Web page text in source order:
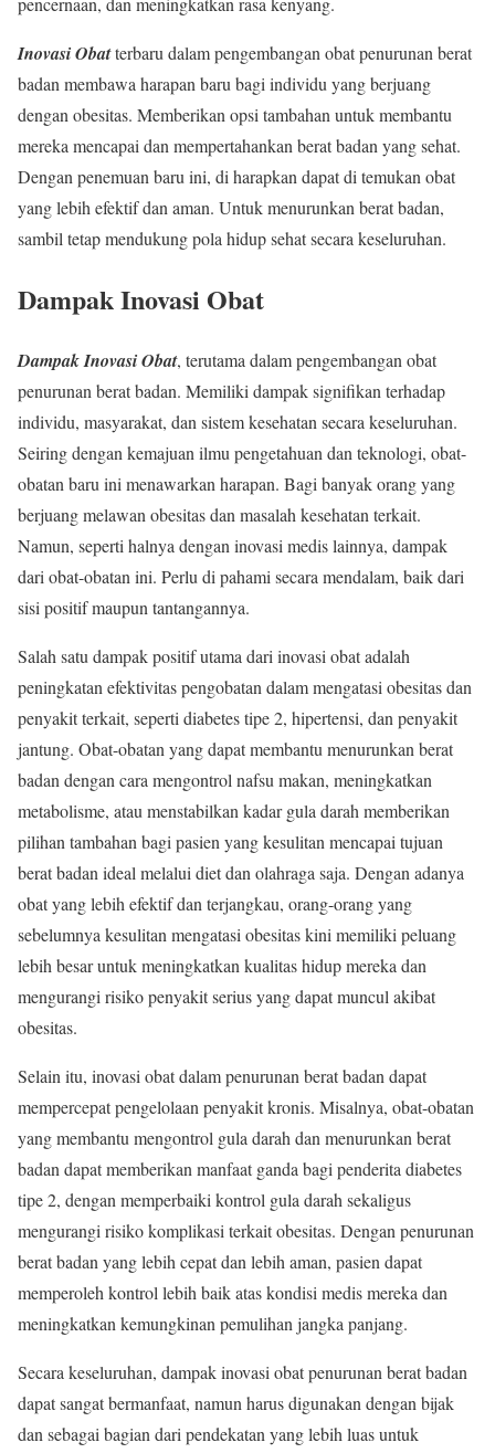
Inovasi Obatterbaru dalam pengembangan obat penurunan berat
badan membawa harapan baru bagi individu yang berjuang
dengan obesitas. Memberikan opsi tambahan untuk membantu
mereka mencapai dan mempertahankan berat badan yang sehat.
Dengan penemuan baru ini, di harapkan dapat di temukan obat
yang lebih efektif dan aman. Untuk menurunkan berat badan,
sambil tetap mendukung pola hidup sehat secara keseluruhan.
Dampak Inovasi Obat
Dampak Inovasi Obat, terutama dalam pengembangan obat
penurunan berat badan. Memiliki dampak signifikan terhadap
individu, masyarakat, dan sistem kesehatan secara keseluruhan.
Seiring dengan kemajuan ilmu pengetahuan dan teknologi, obat-
obatan baru ini menawarkan harapan. Bagi banyak orang yang
berjuang melawan obesitas dan masalah kesehatan terkait.
Namun, seperti halnya dengan inovasi medis lainnya, dampak
dari obat-obatan ini. Perlu di pahami secara mendalam, baik dari
sisi positif maupun tantangannya.
Salah satu dampak positif utama dari inovasi obat adalah
peningkatan efektivitas pengobatan dalam mengatasi obesitas dan
penyakit terkait, seperti diabetes tipe 2, hipertensi, dan penyakit
jantung. Obat-obatan yang dapat membantu menurunkan berat
badan dengan cara mengontrol nafsu makan, meningkatkan
metabolisme, atau menstabilkan kadar gula darah memberikan
pilihan tambahan bagi pasien yang kesulitan mencapai tujuan
berat badan ideal melalui diet dan olahraga saja. Dengan adanya
obat yang lebih efektif dan terjangkau, orang-orang yang
sebelumnya kesulitan mengatasi obesitas kini memiliki peluang
lebih besar untuk meningkatkan kualitas hidup mereka dan
mengurangi risiko penyakit serius yang dapat muncul akibat
obesitas.
Selain itu, inovasi obat dalam penurunan berat badan dapat
mempercepat pengelolaan penyakit kronis. Misalnya, obat-obatan
yang membantu mengontrol gula darah dan menurunkan berat
badan dapat memberikan manfaat ganda bagi penderita diabetes
tipe 2, dengan memperbaiki kontrol gula darah sekaligus
mengurangi risiko komplikasi terkait obesitas. Dengan penurunan
berat badan yang lebih cepat dan lebih aman, pasien dapat
memperoleh kontrol lebih baik atas kondisi medis mereka dan
meningkatkan kemungkinan pemulihan jangka panjang.
Secara keseluruhan, dampak inovasi obat penurunan berat badan
dapat sangat bermanfaat, namun harus digunakan dengan bijak
dan sebagai bagian dari pendekatan yang lebih luas untuk